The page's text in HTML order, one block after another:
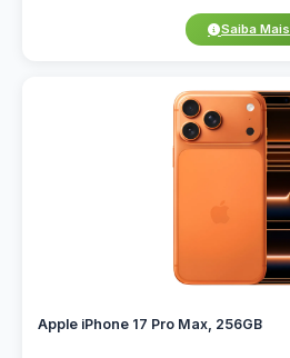
Saiba Mais
Apple iPhone 17 Pro Max, 256GB